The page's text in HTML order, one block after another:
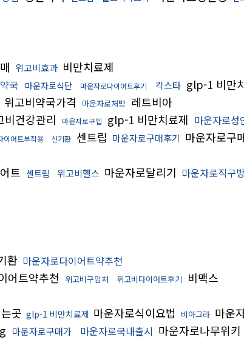
위고비효과 비만치료제
국 마운자로식단 마운자로다이어트후기 칵스타 glp-1 비만
위고비약국가격 마운자로처방 레트비아
비건강관리 마운자로구입 glp-1 비만치료제 마운자로성
이어트부작용 신기환 센트립 마운자로구매후기 마운자로구
트 센트립 위고비헬스 마운자로달리기 마운자로직구
환 마운자로다이어트약추천
어트약추천 위고비구입처 위고비다이어트후기 비맥스
곳 glp-1 비만치료제 마운자로식이요법 비아그라 마운
마운자로구매가 마운자로국내출시 마운자로나무위키